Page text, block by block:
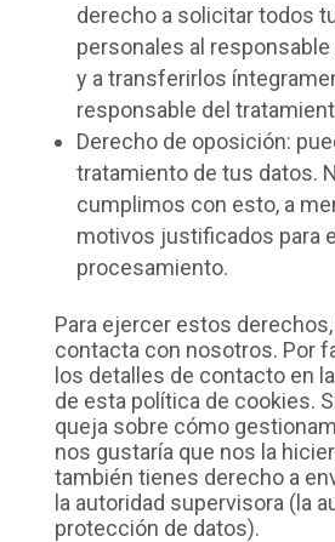
derecho a solicitar todos
personales al
y a transferirlos
responsable del
Derecho de oposición:
tratamiento de tus datos.
cumplimos con esto, a
motivos justificados para
procesamiento.
Para ejercer estos
contacta con nosotros. Por
los detalles de contacto en
de esta política de cookies.
queja sobre cómo
nos gustaría que nos la
también tienes derecho a
la autoridad supervisora (la
protección de datos).